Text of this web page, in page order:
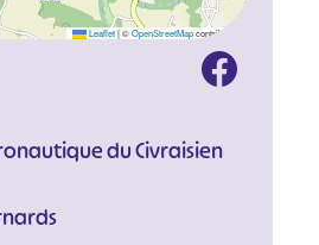
Leaflet |©OpenStreetMapcontributors
du Civraisien